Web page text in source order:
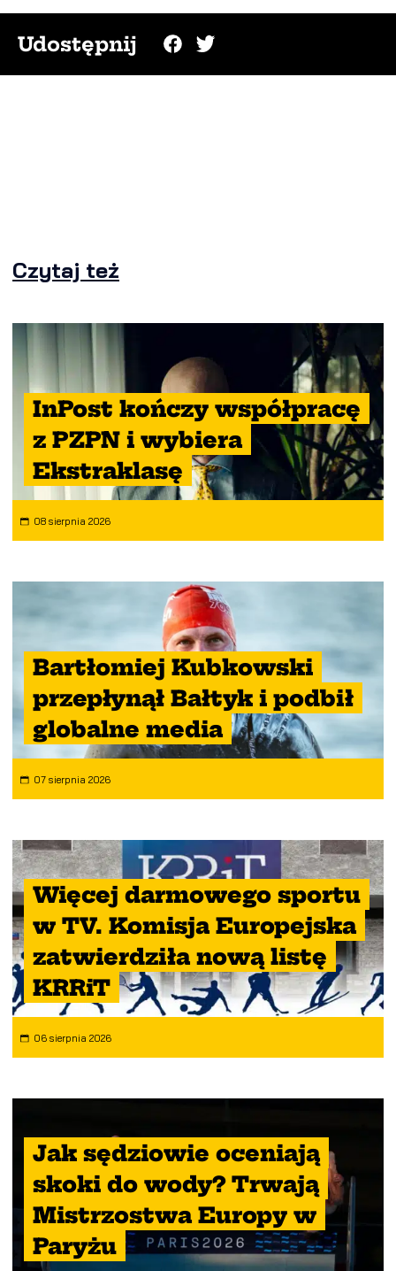
Udostępnij
Czytaj też
InPost kończy współpracę
z PZPN i wybiera
Ekstraklasę
08 sierpnia 2026
Bartłomiej Kubkowski
przepłynął Bałtyk i podbił
globalne media
07 sierpnia 2026
Więcej darmowego sportu
w TV. Komisja Europejska
zatwierdziła nową listę
KRRiT
06 sierpnia 2026
Jak sędziowie oceniają
skoki do wody? Trwają
Mistrzostwa Europy w
Paryżu